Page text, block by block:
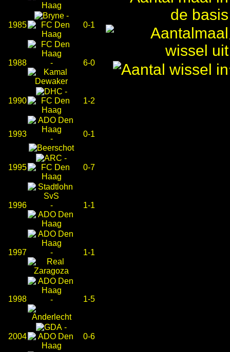
1985
-
0-1
1988 - 6-0
1990
-
1-2
1993
-
0-1
1995
-
0-7
1996 - 1-1
1997 - 1-1
1998 - 1-5
2004
-
0-6